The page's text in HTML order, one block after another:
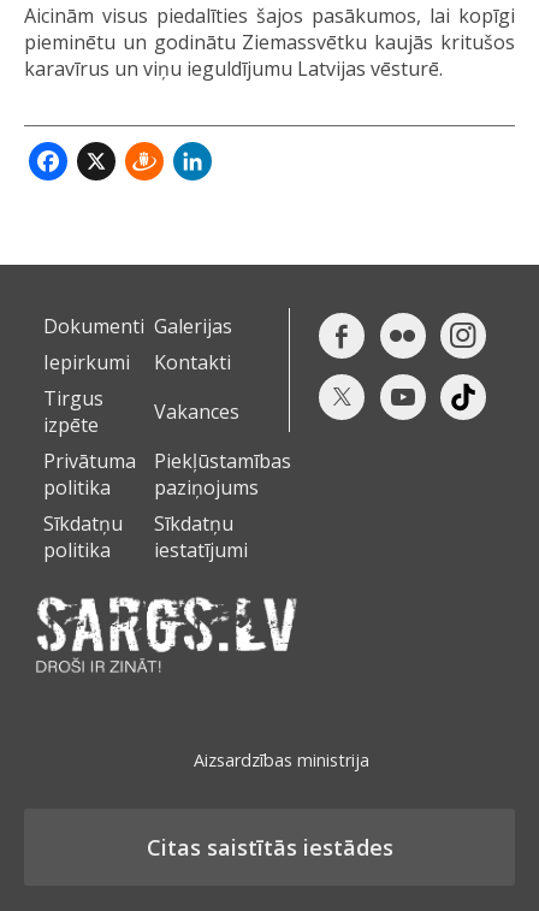
Aicinām visus piedalīties šajos pasākumos, lai kopīgi
pieminētu un godinātu Ziemassvētku kaujās kritušos
karavīrus un viņu ieguldījumu Latvijas vēsturē.
Facebook
X Draugiem
Dokumenti Galerijas
Iepirkumi
Kontakti
Tirgus
izpēte
Vakances
Privātuma
politika
Piekļūstamības
paziņojums
Sīkdatņu
politika
Sīkdatņu
iestatījumi
Aizsardzības ministrija
Citas saistītās iestādes